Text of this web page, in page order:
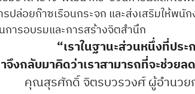
ปล่อยก๊าซเรือนกระจก และส่งเสริมให้พ
การอบรมและการสร้างจิตสำนึก
“เราในฐานะส่วนหนึ่งที่ปร
จึงกลับมาคิดว่าเราสามารถที่จะช่วย
คุณสุรศักดิ์ จิตรบวรวงศ์ ผู้อำนวย